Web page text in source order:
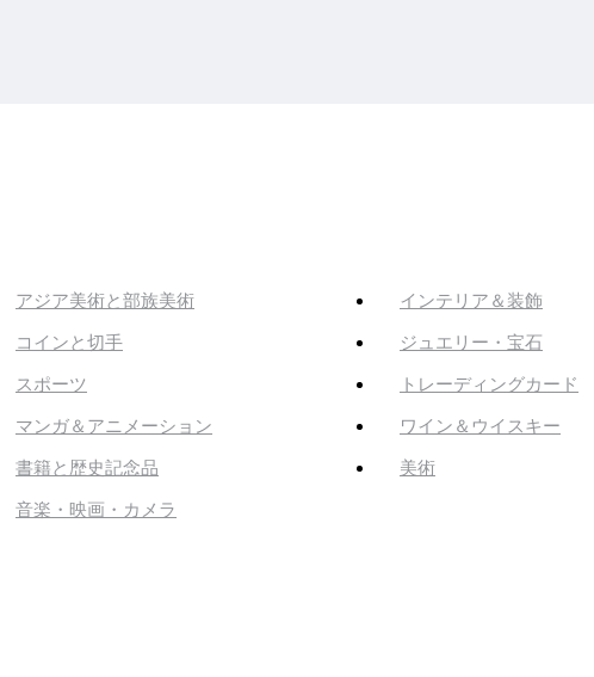
アジア美術と部族美術 インテリア＆装飾
コインと切手 ジュエリー・宝石
スポーツ トレーディングカード
マンガ＆アニメーション ワイン＆ウイスキー
書籍と歴史記念品 美術
音楽・映画・カメラ